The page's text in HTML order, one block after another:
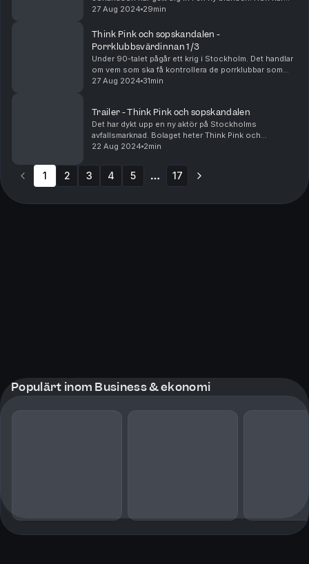
tagit över driften av hennes makes
Bella, ...
27 Aug 2024 29min
Think Pink och sopskandalen -
Porrklubbsvärdinnan 1/3
Under 90-talet pågår ett krig i Stockholm. Det handlar
om vem som ska få kontrollera de porrklubbar som
ligger i innerstaden. På den ena sidan finns Carl
27 Aug 2024 31min
Trailer - Think Pink och sopskandalen
Det har dykt upp en ny aktör på Stockholms
avfallsmarknad. Bolaget heter Think Pink och
marknadsför sig som “företaget som ligger i framkant
av...
22 Aug 2024 2min
1 2 3 4 5 17
Populärt inom Business & ekonomi